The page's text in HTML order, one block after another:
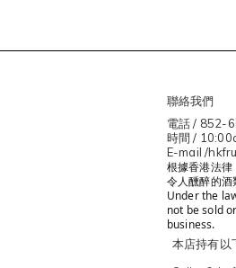
聯絡我們
電話 / 852-
時間 /
E-mail /
根據香港法
令人醺醉的酒
Under the
not be sold
business.
本店持有以